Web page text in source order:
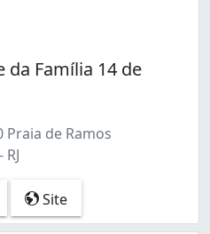
da Família 14 de
Praia de Ramos
Site